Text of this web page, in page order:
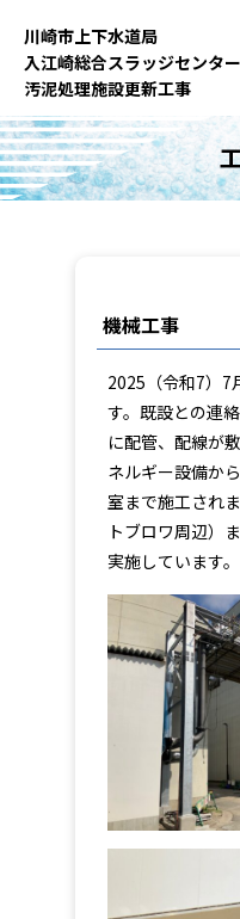
キ
ッ
プ
川崎市上下⽔道局
⼊江崎総合スラッジセンター
汚泥処理施設更新⼯事
機械工事
2025（令和7）7
す。既設との連
に配管、配線が
ネルギー設備か
室まで施工され
トブロワ周辺）
実施しています。